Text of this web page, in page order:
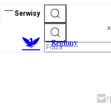
Serwisy
Regiony